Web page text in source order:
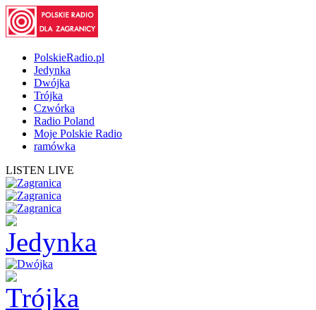
PolskieRadio.pl
Jedynka
Dwójka
Trójka
Czwórka
Radio Poland
Moje Polskie Radio
ramówka
LISTEN LIVE